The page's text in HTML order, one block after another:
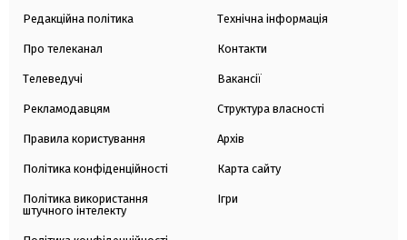
Редакційна політика
Про телеканал
Телеведучі
Рекламодавцям
Правила користування
Політика конфіденційності
Політика використання
штучного інтелекту
Технічна інформація
Контакти
Вакансії
Структура власності
Архів
Карта сайту
Ігри